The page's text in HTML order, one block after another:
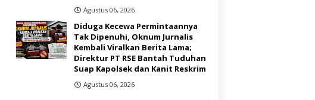
Agustus 06, 2026
Diduga Kecewa Permintaannya
Tak Dipenuhi, Oknum Jurnalis
Kembali Viralkan Berita Lama;
Direktur PT RSE Bantah Tuduhan
Suap Kapolsek dan Kanit Reskrim
Agustus 06, 2026